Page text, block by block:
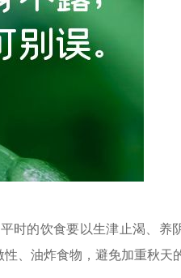
时的饮食要以生津止渴、养
、油炸食物，避免加重秋天